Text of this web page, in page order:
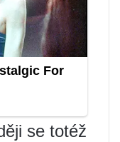
se totéž